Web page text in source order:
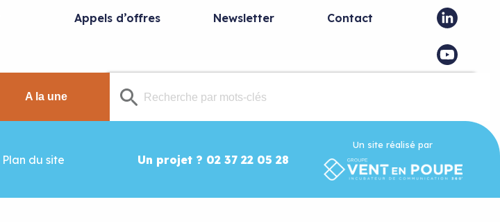
Appels d’offres Newsletter Contact
A la une
Plan du site Un projet ? 02 37 22 05 28
Un site réalisé par